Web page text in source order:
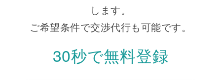
します。
ご希望条件で交渉代行も可能です。
30秒で無料登録